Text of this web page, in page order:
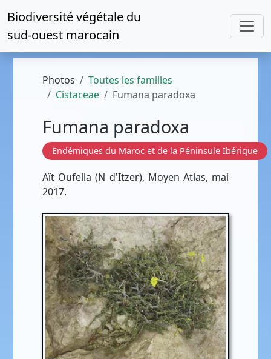
Biodiversité végétale du
sud-ouest marocain
Photos
Toutes les familles
Cistaceae
Fumana paradoxa
Fumana paradoxa
Endémiques du Maroc et de la Péninsule Ibérique
Aït Oufella (N d'Itzer), Moyen Atlas, mai
2017.